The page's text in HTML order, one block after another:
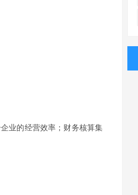
业的经营效率；财务核算集